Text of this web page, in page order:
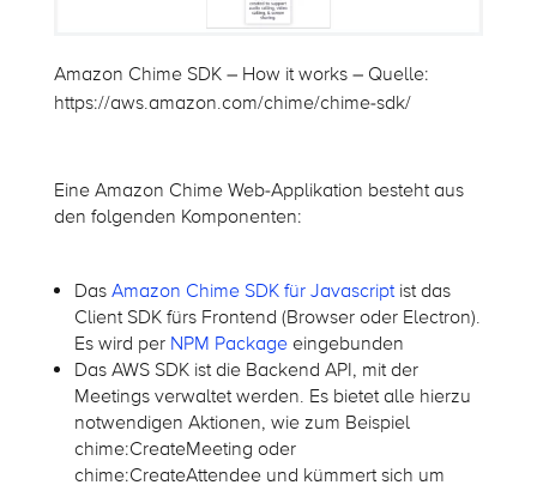
Amazon Chime SDK – How it works – Quelle:
https://aws.amazon.com/chime/chime-sdk/
Eine Amazon Chime Web-Applikation besteht aus
den folgenden Komponenten:
Das Amazon Chime SDK für Javascriptist das
Client SDK fürs Frontend (Browser oder Electron).
Es wird per NPM Packageeingebunden
Das AWS SDK ist die Backend API, mit der
Meetings verwaltet werden. Es bietet alle hierzu
notwendigen Aktionen, wie zum Beispiel
chime:CreateMeeting oder
chime:CreateAttendee und kümmert sich um